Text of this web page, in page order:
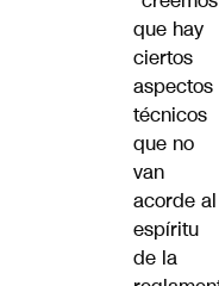
que hay
ciertos
aspectos
técnicos
que no
van
acorde al
espíritu
de la